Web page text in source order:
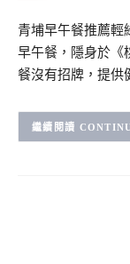
青埔早午餐推薦輕
早午餐，隱身於《
餐沒有招牌，提